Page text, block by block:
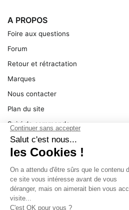
A PROPOS
Foire aux questions
Forum
Retour et rétractation
Marques
Nous contacter
Plan du site
Suivi de commande
Ma facture
Mentions légales
Conditions générales
SERVICE
Pièces détachées